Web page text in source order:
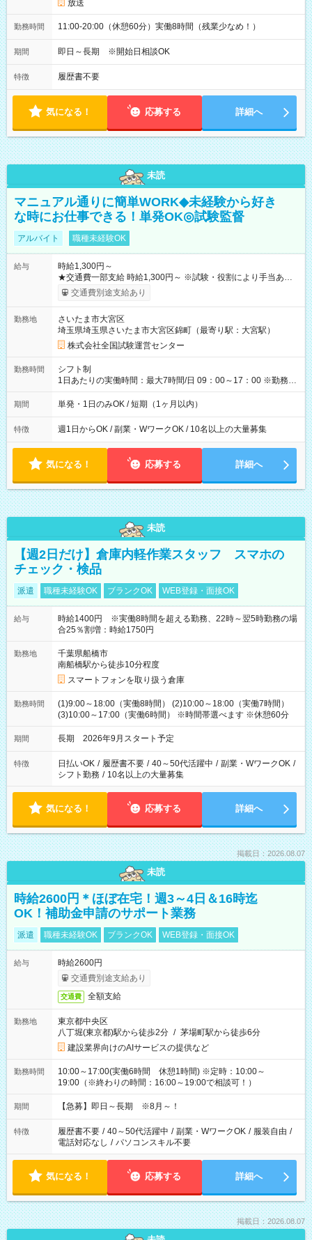
放送
勤務時間 11:00-20:00（休憩60分）実働8時間（残業少なめ！）
期間 即日～長期 ※開始日相談OK
特徴 履歴書不要
気になる！ 応募する 詳細へ
未読
マニュアル通りに簡単WORK◆未経験から好き
な時にお仕事できる！単発OK◎試験監督
アルバイト 職種未経験OK
給与
時給1,300円～
★交通費一部支給 時給1,300円～ ※試験・役割により手当あり
※勤務回数により昇給あり 【即給（前払い）オプションあ
り！】 希望される場合、勤務から1週間ほどで給与の一部を受け
例】 ・河合塾模擬試験 8:30～17:30（休憩1時間） 時給1,300円
×8時間＝日収10,400円＋交通費 ※当日の役割により時給＋100
円の場合あり ・国家試験 7:00～13:30（休憩なし） 時給1,300
円（役割手当＋100円）×6時間＝日収8,400円＋交通費 【試用期
間】試用期間なし
交通費別途支給あり
勤務地
さいたま市大宮区
埼玉県埼玉県さいたま市大宮区錦町（最寄り駅：大宮駅）
株式会社全国試験運営センター
勤務時間
シフト制
1日あたりの実働時間：最大7時間/日 09：00～17：00 ※勤務時
間は 試験により異なります。
期間 単発・1日のみOK / 短期（1ヶ月以内）
特徴 週1日からOK / 副業・WワークOK / 10名以上の大量募集
気になる！ 応募する 詳細へ
未読
【週2日だけ】倉庫内軽作業スタッフ スマホの
チェック・検品
派遣 職種未経験OK ブランクOK WEB登録・面接OK
給与
時給1400円 ※実働8時間を超える勤務、22時～翌5時勤務の場
合25％割増：時給1750円
勤務地
千葉県船橋市
南船橋駅から徒歩10分程度
スマートフォンを取り扱う倉庫
勤務時間
(1)9:00～18:00（実働8時間） (2)10:00～18:00（実働7時間）
(3)10:00～17:00（実働6時間） ※時間帯選べます ※休憩60分
期間 長期 2026年9月スタート予定
特徴 日払いOK / 履歴書不要 / 40～50代活躍中 / 副業・WワークOK /
シフト勤務 / 10名以上の大量募集
気になる！ 応募する 詳細へ
掲載日：2026.08.07
未読
時給2600円＊ほぼ在宅！週3～4日＆16時迄
OK！補助金申請のサポート業務
派遣 職種未経験OK ブランクOK WEB登録・面接OK
給与
時給2600円
交通費別途支給あり
交通費 全額支給
勤務地
東京都中央区
八丁堀(東京都)駅から徒歩2分 / 茅場町駅から徒歩6分
建設業界向けのAIサービスの提供など
勤務時間
10:00～17:00(実働6時間 休憩1時間) ※定時：10:00～
19:00（※終わりの時間：16:00～19:00で相談可！）
期間 【急募】即日～長期 ※8月～！
特徴 履歴書不要 / 40～50代活躍中 / 副業・WワークOK / 服装自由 /
電話対応なし / パソコンスキル不要
気になる！ 応募する 詳細へ
掲載日：2026.08.07